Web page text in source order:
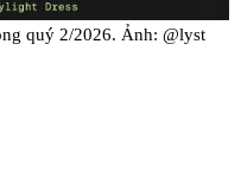
quý 2/2026. Ảnh: @lyst